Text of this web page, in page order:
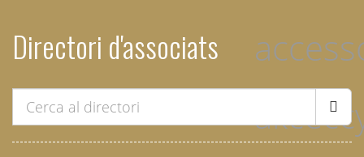
Directori d'associats